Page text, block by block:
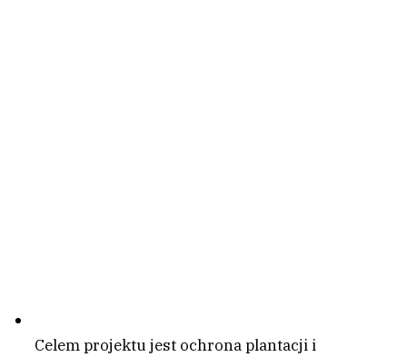
Celem projektu jest ochrona plantacji i